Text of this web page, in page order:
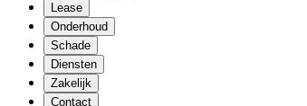
Lease
Onderhoud
Schade
Diensten
Zakelijk
Contact